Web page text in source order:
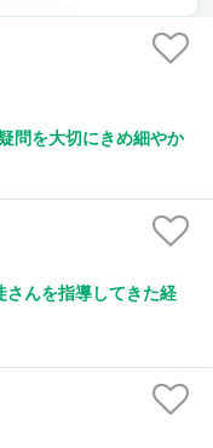
問を大切にきめ細やか
さんを指導してきた経